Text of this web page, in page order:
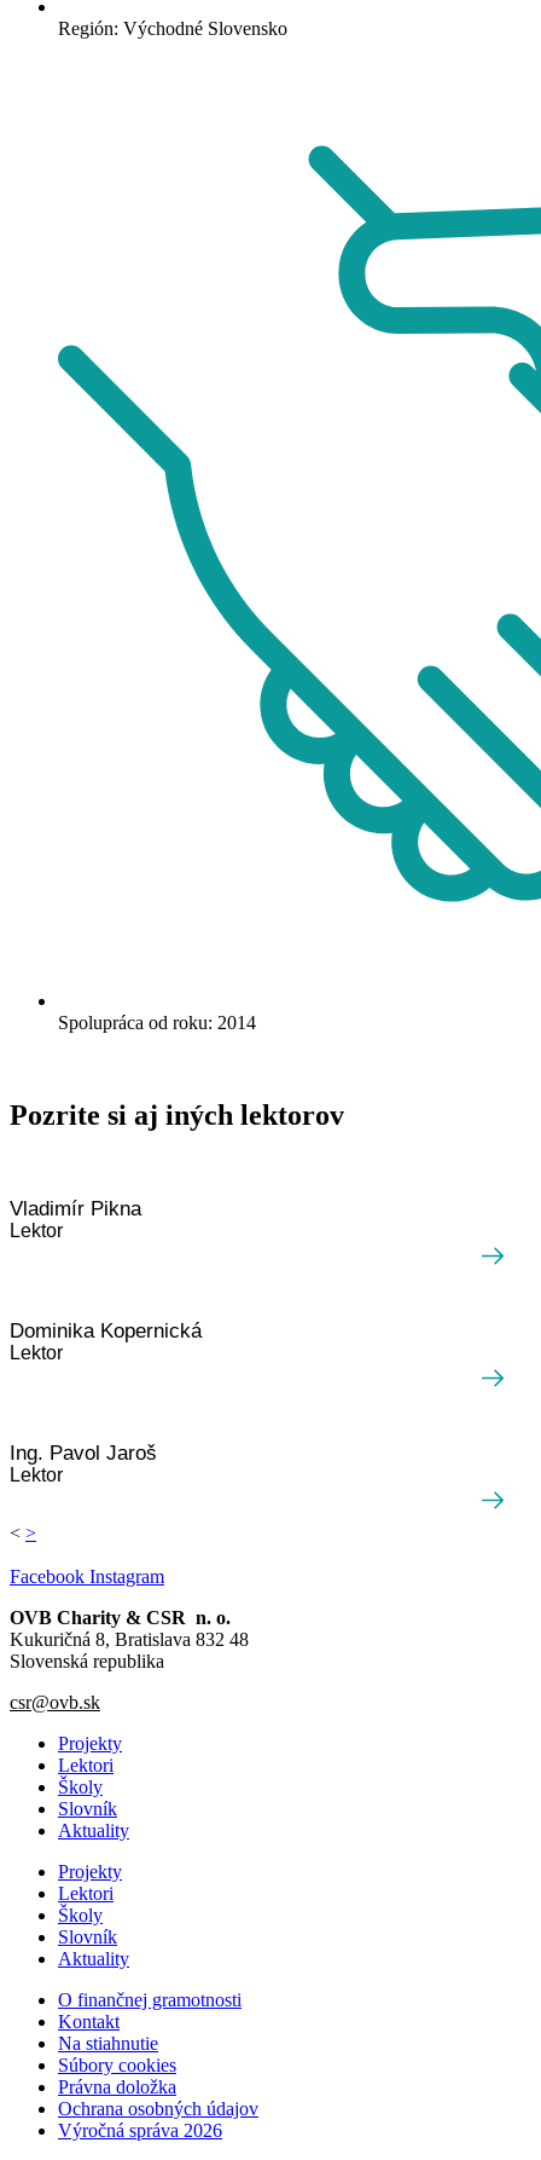
Región: Východné Slovensko
Spolupráca od roku: 2014
Pozrite si aj iných lektorov
Vladimír Pikna
Lektor
Dominika Kopernická
Lektor
Ing. Pavol Jaroš
Lektor
< >
Facebook Instagram
OVB Charity & CSR n. o.
Kukuričná 8, Bratislava 832 48
Slovenská republika
csr@ovb.sk
Projekty
Lektori
Školy
Slovník
Aktuality
Projekty
Lektori
Školy
Slovník
Aktuality
O finančnej gramotnosti
Kontakt
Na stiahnutie
Súbory cookies
Právna doložka
Ochrana osobných údajov
Výročná správa 2026